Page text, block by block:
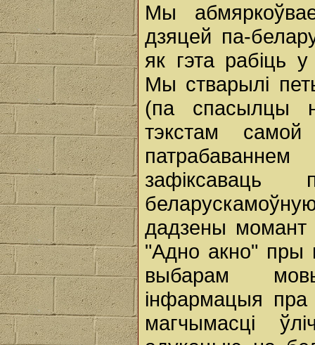
Мы
дзяцей па-
як гэта рабіць
Мы стварылі
(па спасылцы
тэкстам
зафіксаваць
дадзены
"Адно акно" пры
выбарам
інфармацыя
магчымасці